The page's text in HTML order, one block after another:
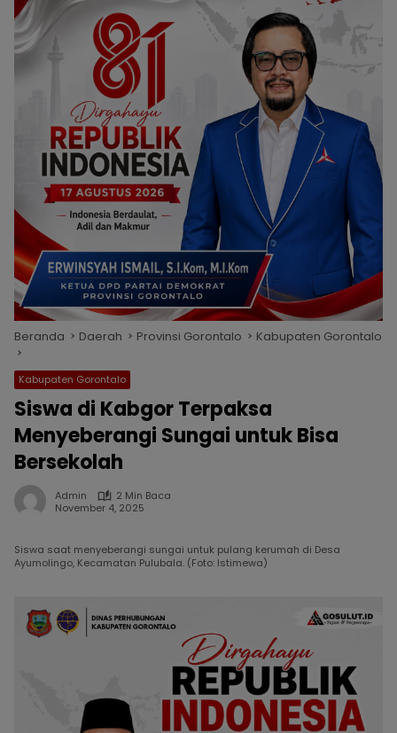
Beranda Daerah Provinsi Gorontalo Kabupaten Gorontalo
Kabupaten Gorontalo
Siswa di Kabgor Terpaksa
Menyeberangi Sungai untuk Bisa
Bersekolah
Admin
2 Min Baca
November 4, 2025
Siswa saat menyeberangi sungai untuk pulang kerumah di Desa
Ayumolingo, Kecamatan Pulubala. (Foto: Istimewa)